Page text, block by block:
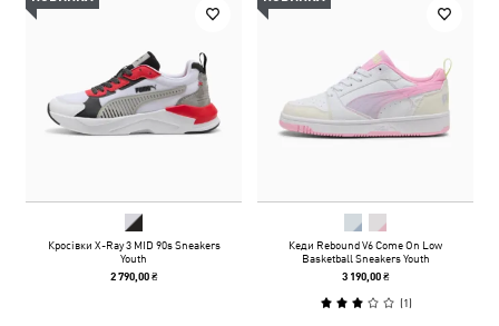
Кросівки X-Ray 3 MID 90s Sneakers
Youth
2 790,00 ₴
Кеди Rebound V6 Come On Low
Basketball Sneakers Youth
3 190,00 ₴
(1)